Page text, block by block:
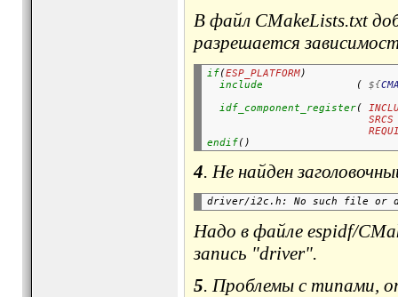
В файл CMakeLists.txt
разрешается
if(ESP_PLATFORM)
include
               (
${
idf_component_register(
SRCS
endif
4. Не найден
Надо в файле espidf/
запись "driver".
5. Проблемы с типами,